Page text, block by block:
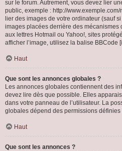
sur le forum. Autrement, vous devez lier
public, exemple : http://
lier des images de votre ordinateur (sauf
images placées derrière des mécanismes
aux lettres Hotmail ou Yahoo!, sites
afficher l’image, utilisez la balise BBCode
Haut
Que sont les annonces globales ?
Les annonces globales contiennent des
devez lire dès que possible. Elles
dans votre panneau de l’utilisateur. La
globales dépend des permissions définies
Haut
Que sont les annonces ?